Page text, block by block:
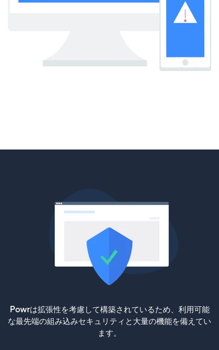
Powrは拡張性を考慮して構築されているため、利用可能
な最先端の組み込みセキュリティと大量の機能を備えてい
ます。